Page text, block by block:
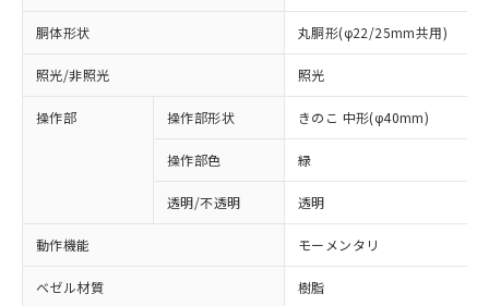
胴体形状 丸胴形(φ22/25mm共用)
照光/非照光 照光
操作部 操作部形状 きのこ 中形(φ40mm)
操作部色 緑
透明/不透明 透明
動作機能 モーメンタリ
ベゼル材質 樹脂